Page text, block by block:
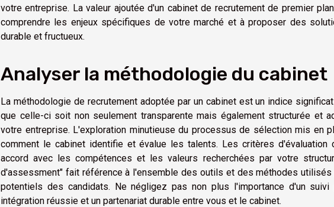
votre entreprise. La valeur ajoutée d'un cabinet de recrutement de premier
comprendre les enjeux spécifiques de votre marché et à proposer des
durable et fructueux.
Analyser la méthodologie du cabinet
La méthodologie de recrutement adoptée par un cabinet est un indice
que celle-ci soit non seulement transparente mais également structurée et
votre entreprise. L'exploration minutieuse du processus de sélection mis en
comment le cabinet identifie et évalue les talents. Les critères d'évaluation
accord avec les compétences et les valeurs recherchées par votre
d'assessment" fait référence à l'ensemble des outils et des méthodes
potentiels des candidats. Ne négligez pas non plus l'importance d'un suivi
intégration réussie et un partenariat durable entre vous et le cabinet.